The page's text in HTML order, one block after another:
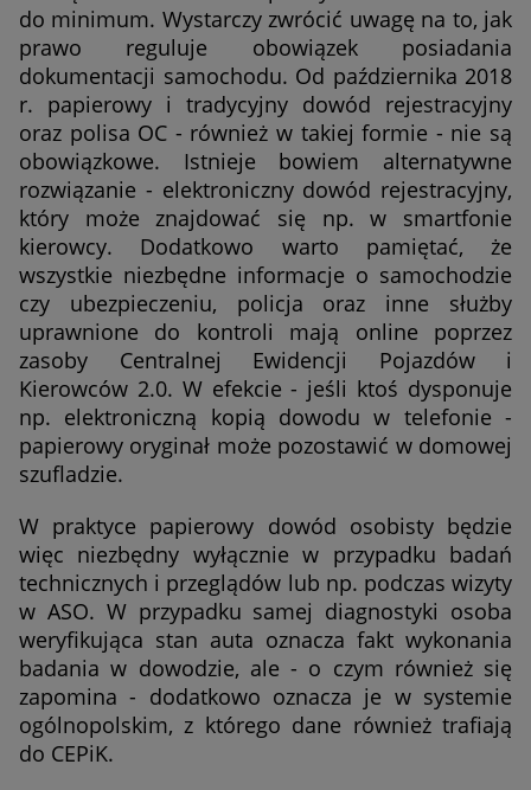
do minimum. Wystarczy zwrócić uwagę na to, jak
prawo reguluje obowiązek posiadania
dokumentacji samochodu. Od października 2018
r. papierowy i tradycyjny dowód rejestracyjny
oraz polisa OC - również w takiej formie - nie są
obowiązkowe. Istnieje bowiem alternatywne
rozwiązanie - elektroniczny dowód rejestracyjny,
który może znajdować się np. w smartfonie
kierowcy. Dodatkowo warto pamiętać, że
wszystkie niezbędne informacje o samochodzie
czy ubezpieczeniu, policja oraz inne służby
uprawnione do kontroli mają online poprzez
zasoby Centralnej Ewidencji Pojazdów i
Kierowców 2.0. W efekcie - jeśli ktoś dysponuje
np. elektroniczną kopią dowodu w telefonie -
papierowy oryginał może pozostawić w domowej
szufladzie.
W praktyce papierowy dowód osobisty będzie
więc niezbędny wyłącznie w przypadku badań
technicznych i przeglądów lub np. podczas wizyty
w ASO. W przypadku samej diagnostyki osoba
weryfikująca stan auta oznacza fakt wykonania
badania w dowodzie, ale - o czym również się
zapomina - dodatkowo oznacza je w systemie
ogólnopolskim, z którego dane również trafiają
do CEPiK.